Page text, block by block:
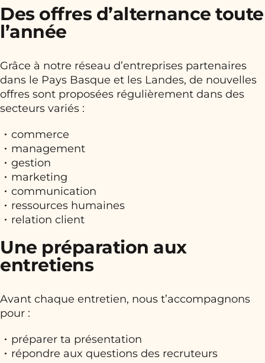
Des offres d’alternance toute
l’année
Grâce à notre réseau d’entreprises partenaires
dans le Pays Basque et les Landes, de nouvelles
offres sont proposées régulièrement dans des
secteurs variés :
commerce
management
gestion
marketing
communication
ressources humaines
relation client
Une préparation aux
entretiens
Avant chaque entretien, nous t’accompagnons
pour :
préparer ta présentation
répondre aux questions des recruteurs